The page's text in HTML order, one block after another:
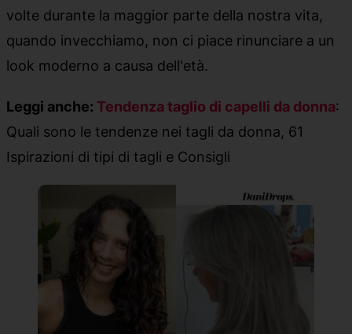
volte durante la maggior parte della nostra vita,
quando invecchiamo, non ci piace rinunciare a un
look moderno a causa dell'età.
Leggi anche: Tendenza taglio di capelli da donna:
Quali sono le tendenze nei tagli da donna, 61
Ispirazioni di tipi di tagli e Consigli